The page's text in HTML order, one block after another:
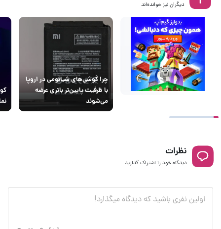
دیگران نیز خوانده‌اند
چرا گوشی‌های شیائومی در اروپا
با ظرفیت پایین‌تر باتری عرضه
می‌شوند
نظرات
دیدگاه خود را اشتراک گذارید